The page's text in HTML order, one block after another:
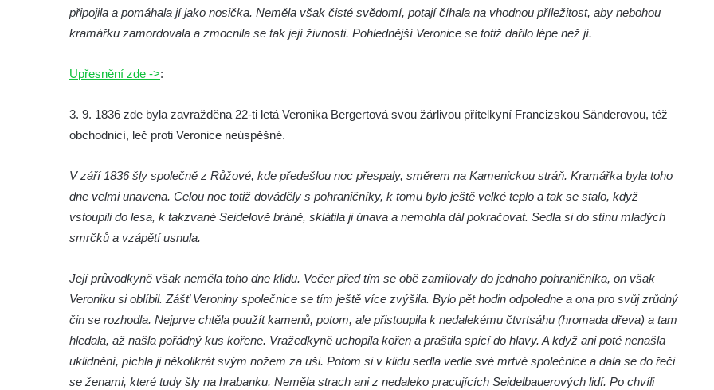
kostela svatého Václava ve Strupčicích
Soubor čtyř kamenných křížů (0426, 0723,
Kamenné kříže u kostela svatého Mikuláše
Kamenné kříže na křižovatce západně od
Kamenný kříž (0059) jižně od Tomášova u
Mikulášovic
Kamenný kříž (0310) u kostela Povýšení
svatého kříže v Údlicích
severozápadně od Černýše
Kamenný kříž (0741) v parku v Mostecké
ulici ve Vtelně
připojila a pomáhala jí jako nosička. Neměla však čisté svědomí, potají číhala na vhodnou příležitost, aby nebohou
kramářku zamordovala a zmocnila se tak její živnosti. Pohlednější Veronice se totiž dařilo lépe než jí.
Upřesnění zde ->:
3. 9. 1836 zde byla zavražděna 22-ti letá Veronika Bergertová svou žárlivou přítelkyní Francizskou Sänderovou, též
obchodnicí, leč proti Veronice neúspěšné.
V září 1836 šly společně z Růžové, kde předešlou noc přespaly, směrem na Kamenickou stráň. Kramářka byla toho
dne velmi unavena. Celou noc totiž dováděly s pohraničníky, k tomu bylo ještě velké teplo a tak se stalo, když
vstoupili do lesa, k takzvané Seidelově bráně, sklátila ji únava a nemohla dál pokračovat. Sedla si do stínu mladých
smrčků a vzápětí usnula.
Její průvodkyně však neměla toho dne klidu. Večer před tím se obě zamilovaly do jednoho pohraničníka, on však
Veroniku si oblíbil. Zášť Veroniny společnice se tím ještě více zvýšila. Bylo pět hodin odpoledne a ona pro svůj zrůdný
čin se rozhodla. Nejprve chtěla použít kamenů, potom, ale přistoupila k nedalekému čtvrtsáhu (hromada dřeva) a tam
hledala, až našla pořádný kus kořene. Vražedkyně uchopila kořen a praštila spící do hlavy. A když ani poté nenašla
uklidnění, píchla ji několikrát svým nožem za uši. Potom si v klidu sedla vedle své mrtvé společnice a dala se do řeči
se ženami, které tudy šly na hrabanku. Neměla strach ani z nedaleko pracujících Seidelbauerových lidí. Po chvíli